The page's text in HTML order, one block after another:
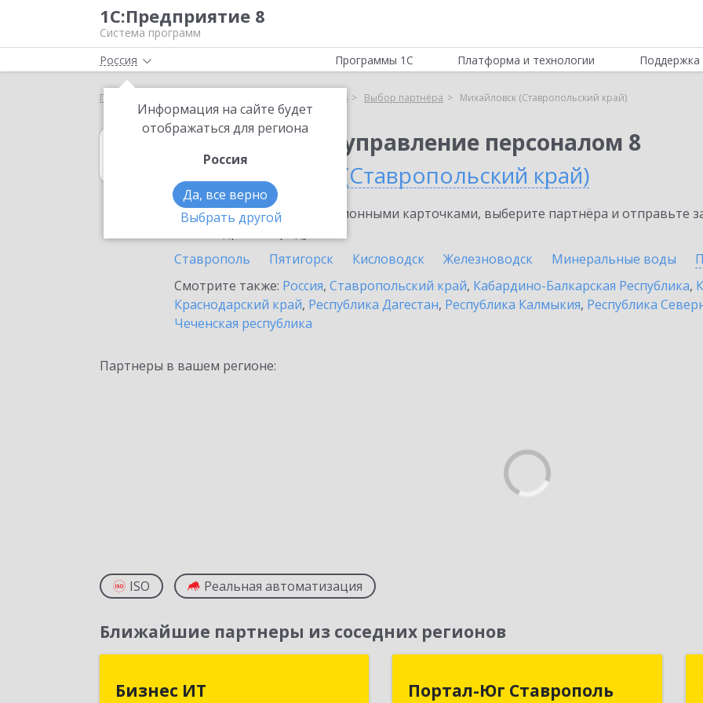
1С:Предприятие 8
Система программ
Россия
Информация на сайте будет
отображаться для региона
Россия
Да, все верно
Выбрать другой
Программы 1С Платформа и технологии Поддержка
Главная 1С:Зарплата и управление персоналом 8 Выбор партнёра Михайловск (Ставропольский край)
1С:Зарплата и управление персоналом 8
в Михайловске (Ставропольский край)
Ознакомьтесь с информационными карточками, выберите партнёра и отправьте
Ставрополь
Пятигорск Кисловодск Железноводск Минеральные воды
Смотрите также: Россия, Ставропольский край, Кабардино-Балкарская Республика,
Краснодарский край, Республика Дагестан, Республика Калмыкия, Республика
Чеченская республика
Партнеры в вашем регионе:
ISO Реальная автоматизация
Ближайшие партнеры из соседних регионов
Бизнес ИТ Портал-Юг Ставрополь